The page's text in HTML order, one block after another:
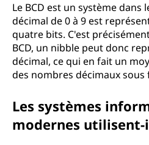
Le BCD est un système
décimal de 0 à 9 est
quatre bits. C'est
BCD, un nibble peut donc
décimal, ce qui en fait un
des nombres décimaux
Les systèmes
modernes utilisent-